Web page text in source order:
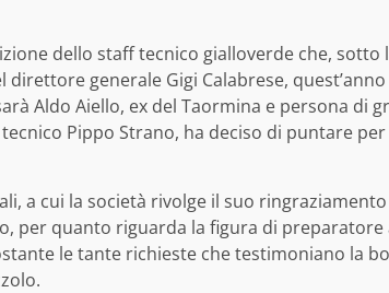
dello staff tecnico gialloverde che, sotto
generale Gigi Calabrese,
Aldo Aiello, ex del Taormina e persona di
Pippo Strano, ha deciso di puntare
a cui la società rivolge il suo
per quanto riguarda la figura di
le tante richieste che testimoniano la